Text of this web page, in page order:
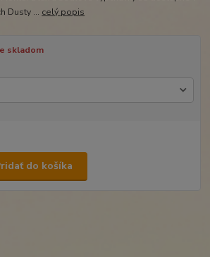
Dusty ... celý popis
skladom
do košíka